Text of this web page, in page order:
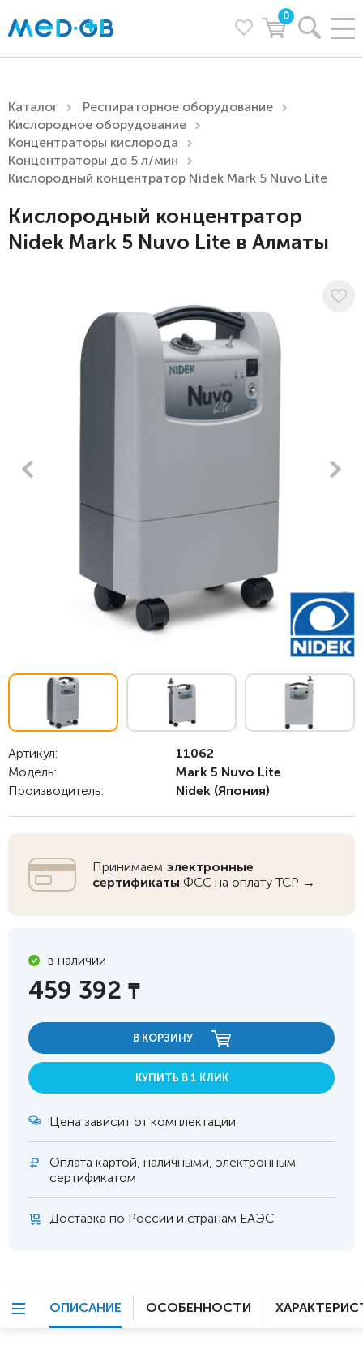
0
Каталог
Респираторное оборудование
Кислородное оборудование
Концентраторы кислорода
Концентраторы до 5 л/мин
Кислородный концентратор Nidek Mark 5 Nuvo Lite
Кислородный концентратор
Nidek Mark 5 Nuvo Lite в Алматы
Артикул:
11062
Модель:
Mark 5 Nuvo Lite
Производитель:
Nidek (Япония)
Принимаем электронные
сертификаты ФСС на оплату ТСР →
в наличии
459 392 ₸
В КОРЗИНУ
КУПИТЬ В 1 КЛИК
Цена зависит от комплектации
Оплата картой, наличными, электронным
сертификатом
Доставка по России и странам ЕАЭС
ОПИСАНИЕ ОСОБЕННОСТИ